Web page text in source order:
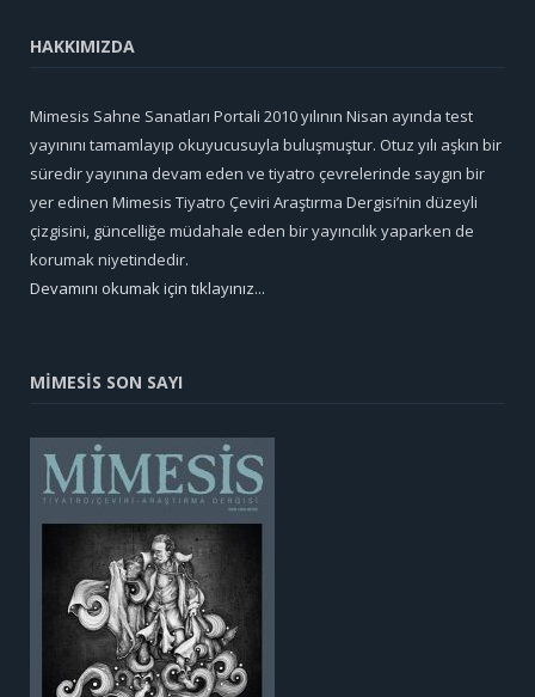
HAKKIMIZDA
Mimesis Sahne Sanatları Portali 2010 yılının Nisan ayında test
yayınını tamamlayıp okuyucusuyla buluşmuştur. Otuz yılı aşkın bir
süredir yayınına devam eden ve tiyatro çevrelerinde saygın bir
yer edinen Mimesis Tiyatro Çeviri Araştırma Dergisi’nin düzeyli
çizgisini, güncelliğe müdahale eden bir yayıncılık yaparken de
korumak niyetindedir.
Devamını okumak için tıklayınız...
MİMESİS SON SAYI